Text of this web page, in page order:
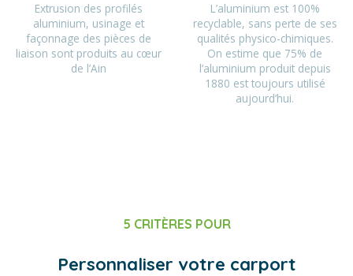
Extrusion des profilés
aluminium, usinage et
façonnage des pièces de
liaison sont produits au cœur
de l’Ain
L’aluminium est 100%
recyclable, sans perte de ses
qualités physico-chimiques.
On estime que 75% de
l’aluminium produit depuis
1880 est toujours utilisé
aujourd’hui.
5 CRITÈRES POUR
Personnaliser votre carport